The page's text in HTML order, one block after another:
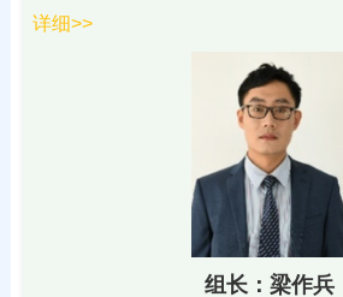
详细>>
组长：梁作兵